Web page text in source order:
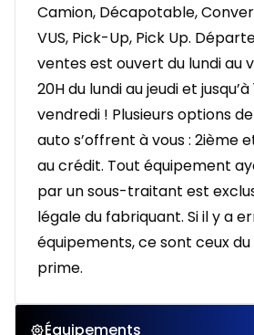
Camion, Décapotable,
VUS, Pick-Up, Pick Up.
ventes est ouvert du lundi au
20H du lundi au jeudi et
vendredi ! Plusieurs options
auto s’offrent à vous : 2ième
au crédit. Tout équipement
par un sous-traitant est
légale du fabriquant. Si il y a
équipements, ce sont ceux du
prime.
Équipements